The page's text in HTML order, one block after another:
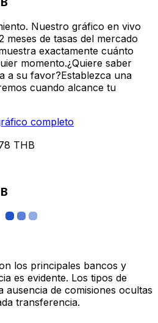
Nuestro gráfico en vivo
meses de tasas del mercado
exactamente cuánto
momento.¿Quiere saber
a su favor?Establezca una
cuando alcance tu
completo
THB
los principales bancos y
es evidente. Los tipos de
ausencia de comisiones ocultas
transferencia.